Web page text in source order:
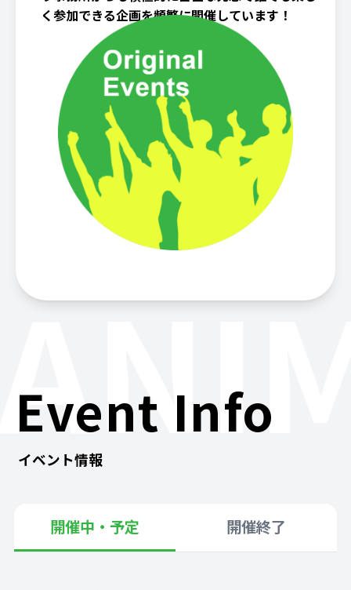
く参加できる企画を頻繁に開催しています！
Event Info
イベント情報
開催中・予定 開催終了